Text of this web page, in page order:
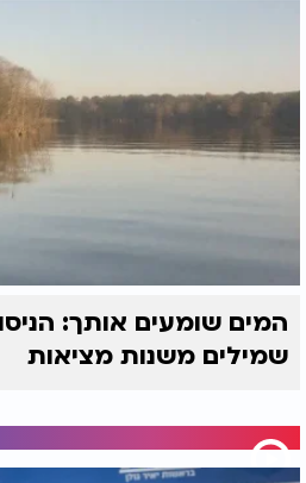
המים שומעים אותך:
שמילים משנות מציאות